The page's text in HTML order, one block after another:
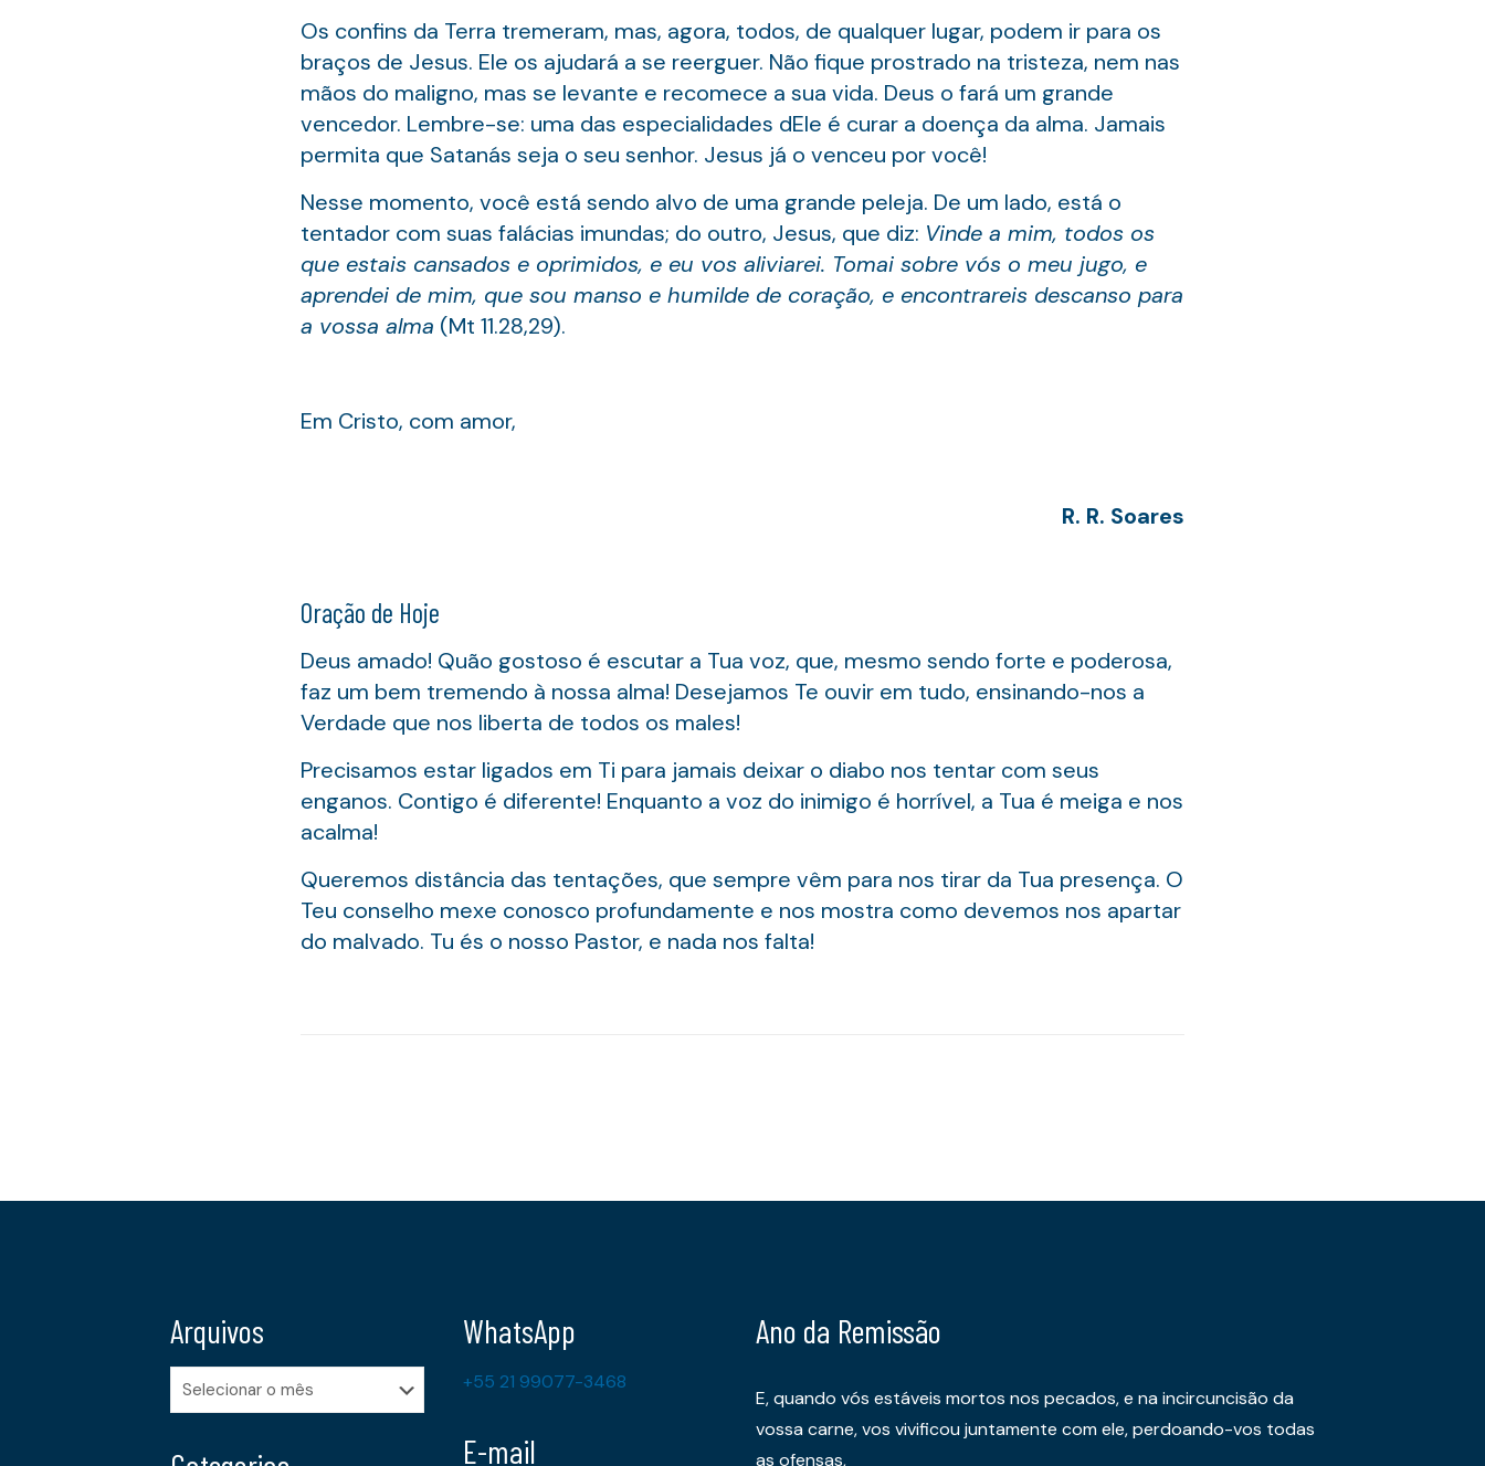
Os confins da Terra tremeram, mas, agora, todos, de qualquer lugar, podem ir para os
braços de Jesus. Ele os ajudará a se reerguer. Não fique prostrado na tristeza, nem nas
mãos do maligno, mas se levante e recomece a sua vida. Deus o fará um grande
vencedor. Lembre-se: uma das especialidades dEle é curar a doença da alma. Jamais
permita que Satanás seja o seu senhor. Jesus já o venceu por você!
Nesse momento, você está sendo alvo de uma grande peleja. De um lado, está o
tentador com suas falácias imundas; do outro, Jesus, que diz: Vinde a mim, todos os
que estais cansados e oprimidos, e eu vos aliviarei. Tomai sobre vós o meu jugo, e
aprendei de mim, que sou manso e humilde de coração, e encontrareis descanso para
a vossa alma (Mt 11.28,29).
Em Cristo, com amor,
R. R. Soares
Oração de Hoje
Deus amado! Quão gostoso é escutar a Tua voz, que, mesmo sendo forte e poderosa,
faz um bem tremendo à nossa alma! Desejamos Te ouvir em tudo, ensinando-nos a
Verdade que nos liberta de todos os males!
Precisamos estar ligados em Ti para jamais deixar o diabo nos tentar com seus
enganos. Contigo é diferente! Enquanto a voz do inimigo é horrível, a Tua é meiga e nos
acalma!
Queremos distância das tentações, que sempre vêm para nos tirar da Tua presença. O
Teu conselho mexe conosco profundamente e nos mostra como devemos nos apartar
do malvado. Tu és o nosso Pastor, e nada nos falta!
Arquivos
Arquivos
WhatsApp
+55 21 99077-3468
E-mail
Ano da Remissão
E, quando vós estáveis mortos nos pecados, e na incircuncisão da
vossa carne, vos vivificou juntamente com ele, perdoando-vos todas
as ofensas,